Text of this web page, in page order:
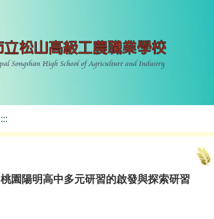
:::
桃園陽明高中多元研習的啟發與探索研習